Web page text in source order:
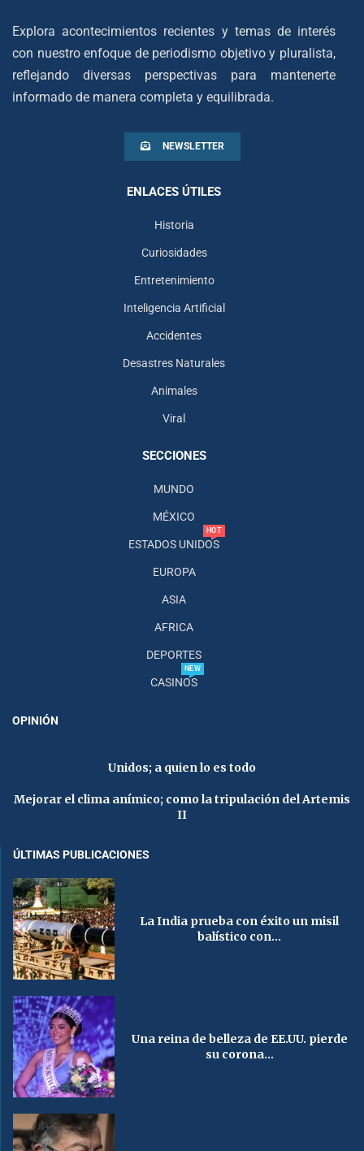
Explora acontecimientos recientes y temas de interés
con nuestro enfoque de periodismo objetivo y pluralista,
reflejando diversas perspectivas para mantenerte
informado de manera completa y equilibrada.
NEWSLETTER
ENLACES ÚTILES
Historia
Curiosidades
Entretenimiento
Inteligencia Artificial
Accidentes
Desastres Naturales
Animales
Viral
SECCIONES
MUNDO
MÉXICO
ESTADOS UNIDOS
HOT
EUROPA
ASIA
AFRICA
DEPORTES
CASINOS
NEW
OPINIÓN
Unidos; a quien lo es todo
Mejorar el clima anímico; como la tripulación del Artemis
II
ÚLTIMAS PUBLICACIONES
La India prueba con éxito un misil
balístico con...
Una reina de belleza de EE.UU. pierde
su corona...